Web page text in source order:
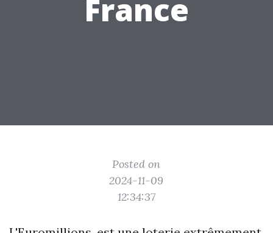
France
Posted on
2024-11-09
12:34:37